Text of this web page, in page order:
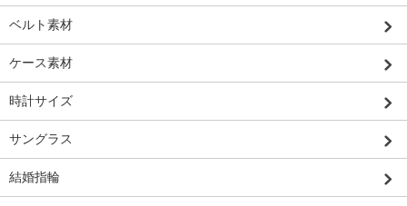
ベルト素材
ケース素材
時計サイズ
サングラス
結婚指輪